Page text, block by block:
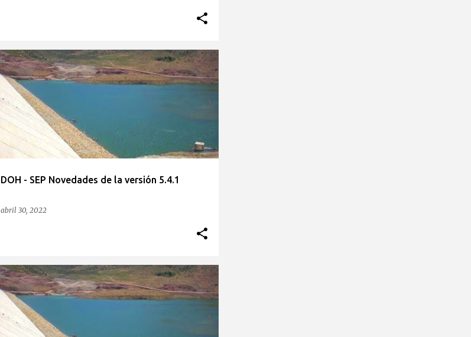
DOH - SEP Novedades de la versión 5.4.1
abril 30, 2022